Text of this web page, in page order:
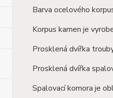
Barva ocelového
Korpus kamen je
Prosklená dvířka
Prosklená dvířka
Spalovací komora je